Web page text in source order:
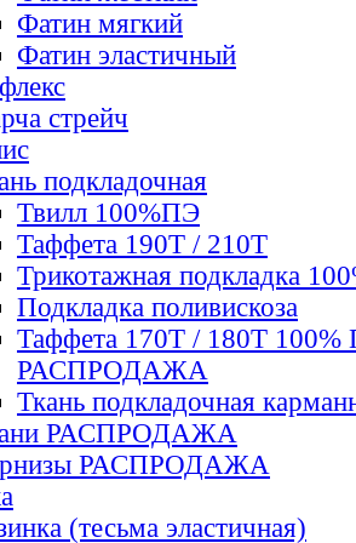
Фатин мягкий
Фатин элаcтичный
стрейч
подкладочная
Твилл 100%ПЭ
Таффета 190Т / 210Т
Трикотажная подкладка
Подкладка поливискоза
Таффета 170Т / 180Т 100%
РАСПРОДАЖА
Ткань подкладочная
РАСПРОДАЖА
РАСПРОДАЖА
(тесьма эластичная)